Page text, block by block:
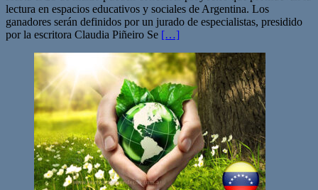
lectura en espacios educativos y sociales de Argentina. Los
ganadores serán definidos por un jurado de especialistas, presidido
por la escritora Claudia Piñeiro Se […]